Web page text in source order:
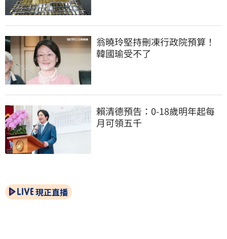
翁曉玲堅持刪凍行政院預算！
韓國瑜受不了
賴清德預告：0-18歲明年起每
月可領五千
現正直播